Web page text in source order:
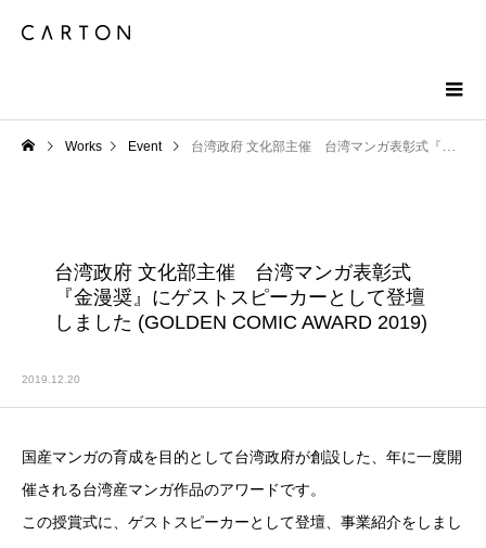
Works Event 台湾政府 文化部主催 台湾マンガ表彰式『金漫奨』にゲストスピーカーとして登壇しました (GOLDEN COMIC AWARD 2019)
台湾政府 文化部主催 台湾マンガ表彰式
『金漫奨』にゲストスピーカーとして登壇
しました (GOLDEN COMIC AWARD 2019)
2019.12.20
国産マンガの育成を目的として台湾政府が創設した、​年に一度開
催される台湾産マンガ作品のアワードです。
この授賞式に、ゲストスピーカーとして登壇、事業紹介をしまし